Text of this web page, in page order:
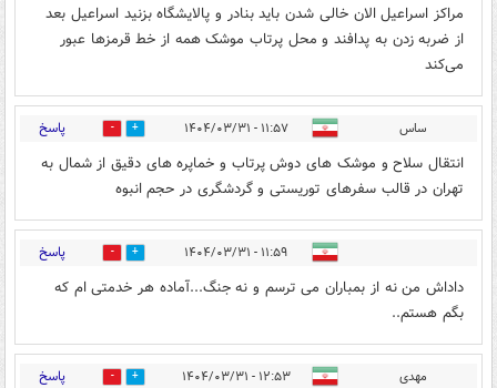
مراکز اسراعیل الان خالی شدن باید بنادر و پالایشگاه بزنید اسراعیل بعد
از ضربه زدن به پدافند و محل پرتاب موشک همه از خط قرمزها عبور
می‌کند
ساس ۱۱:۵۷ - ۱۴۰۴/۰۳/۳۱ 0 پاسخ
انتقال سلاح و موشک های دوش پرتاب و خماپره های دقیق از شمال به
تهران در قالب سفرهای توریستی و گردشگری در حجم انبوه
۱۱:۵۹ - ۱۴۰۴/۰۳/۳۱ 0 پاسخ
داداش من نه از بمباران می ترسم و نه جنگ...آماده هر خدمتی ام که
بگم هستم..
مهدی ۱۲:۵۳ - ۱۴۰۴/۰۳/۳۱ 0 پاسخ